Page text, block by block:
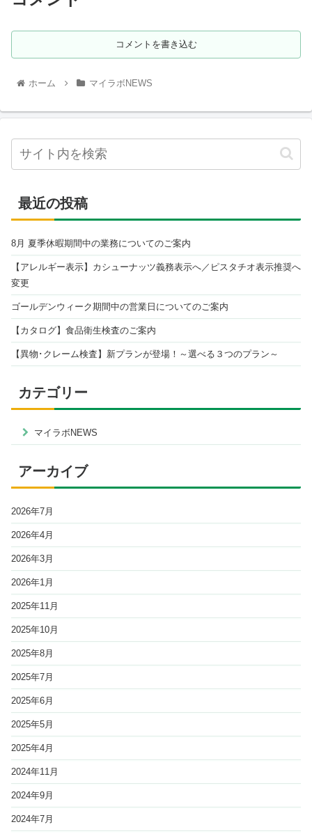
コメントを書き込む
ホーム マイラボNEWS
最近の投稿
8月 夏季休暇期間中の業務についてのご案内
【アレルギー表示】カシューナッツ義務表示へ／ピスタチオ表示推奨へ
変更
ゴールデンウィーク期間中の営業日についてのご案内
【カタログ】食品衛生検査のご案内
【異物･クレーム検査】新プランが登場！～選べる３つのプラン～
カテゴリー
マイラボNEWS
アーカイブ
2026年7月
2026年4月
2026年3月
2026年1月
2025年11月
2025年10月
2025年8月
2025年7月
2025年6月
2025年5月
2025年4月
2024年11月
2024年9月
2024年7月